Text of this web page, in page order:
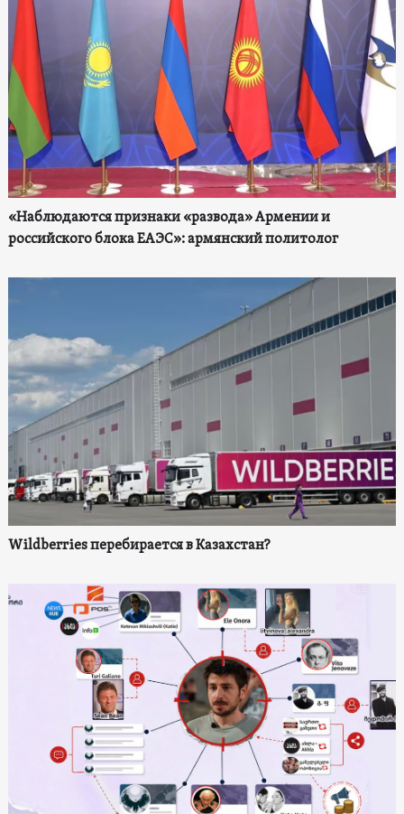
«Наблюдаются признаки «развода» Армении и
российского блока ЕАЭС»: армянский политолог
Wildberries перебирается в Казахстан?